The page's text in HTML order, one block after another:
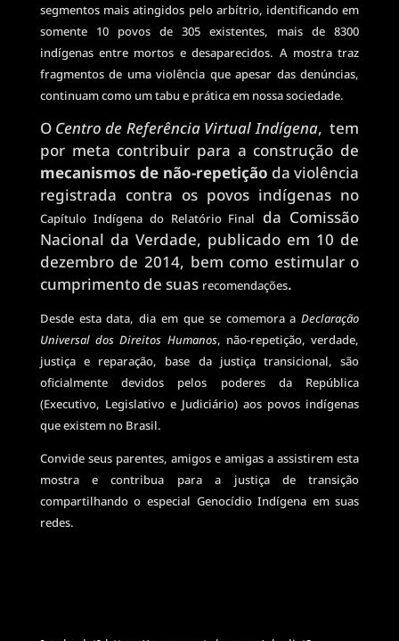
segmentos mais atingidos pelo arbítrio, identificando em
somente 10 povos de 305 existentes, mais de 8300
indígenas entre mortos e desaparecidos. A mostra traz
fragmentos de uma violência que apesar das denúncias,
continuam como um tabu e prática em nossa sociedade.
O Centro de Referência Virtual Indígena, tem
por meta contribuir para a construção de
mecanismos de não-repetição da violência
registrada contra os povos indígenas no
Capítulo Indígena do Relatório Final
da Comissão
Nacional da Verdade, publicado em 10 de
dezembro de 2014, bem como estimular o
cumprimento de suas recomendações.
Desde esta data, dia em que se comemora aDeclaração
Universal dos Direitos Humanos, não-repetição, verdade,
justiça e reparação, base da justiça transicional, são
oficialmente devidos pelos poderes da República
(Executivo, Legislativo e Judiciário) aos povos indígenas
que existem no Brasil.
Convide seus parentes, amigos e amigas a assistirem esta
mostra e contribua para a justiça de transição
compartilhando o especial Genocídio Indígena em suas
redes.